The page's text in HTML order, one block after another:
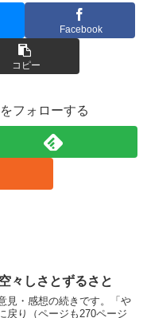
Facebook
コピー
フォローする
々しさとずるさと
見・感想の続きです。「や
戻り（ページも270ページ